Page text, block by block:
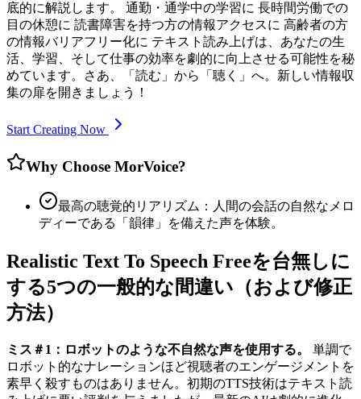
底的に解説します。 通勤・通学中の学習に 長時間労働での
目の休憩に 読書障害を持つ方の情報アクセスに 高齢者の方
の情報バリアフリー化に テキスト読み上げは、あなたの生
活、学習、そして仕事の効率を劇的に向上させる可能性を秘
めています。さあ、「読む」から「聴く」へ。新しい情報収
集の扉を開きましょう！
Start Creating Now
Why Choose MorVoice?
最高の聴覚的リアリズム：人間の会話の自然なメロ
ディーである「韻律」を備えた声を体験。
Realistic Text To Speech Freeを台無しに
する5つの一般的な間違い（および修正
方法）
ミス＃1：ロボットのような不自然な声を使用する。
単調で
ロボット的なナレーションほど視聴者のエンゲージメントを
素早く殺すものはありません。初期のTTS技術はテキスト読